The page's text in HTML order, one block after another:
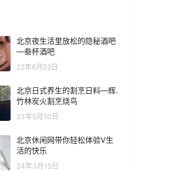
北京夜生活里放松的隐秘酒吧
—叁杯酒吧
22年6月22日
北京日式养生的割烹日料—辉.
竹林炭火割烹烧鸟
23年5月10日
北京休闲网带你轻松体验V生
活的快乐
24年3月15日